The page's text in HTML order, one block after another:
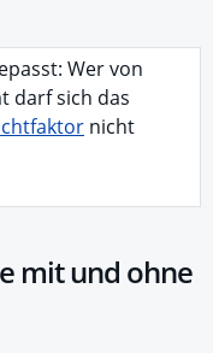
Wer von
darf sich das
nicht
mit und ohne